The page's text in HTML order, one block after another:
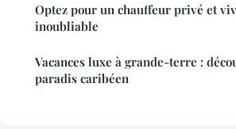
Optez pour un chauffeur privé et
inoubliable
Vacances luxe à grande-terre :
paradis caribéen